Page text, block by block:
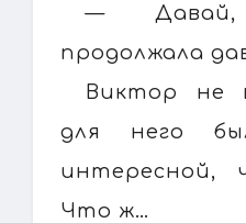
—
продолжала
Виктор не
для него
интересной,
Что ж…